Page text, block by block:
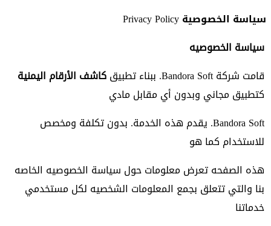
سياسة الخصوصية Privacy Policy
سياسة الخصوصيه
قامت شركة Bandora Soft. ببناء تطبيق
كاشف الأرقام اليمنية
كتطبيق مجاني وبدون أي مقابل مادي
Bandora Soft. يقدم هذه الخدمة. بدون تكلفة ومخصص
للاستخدام كما هو
هذه الصفحه تعرض معلومات حول سياسة الخصوصيه الخاصه
بنا والتي تتعلق بجمع المعلومات الشخصيه لكل مستخدمي
خدماتنا